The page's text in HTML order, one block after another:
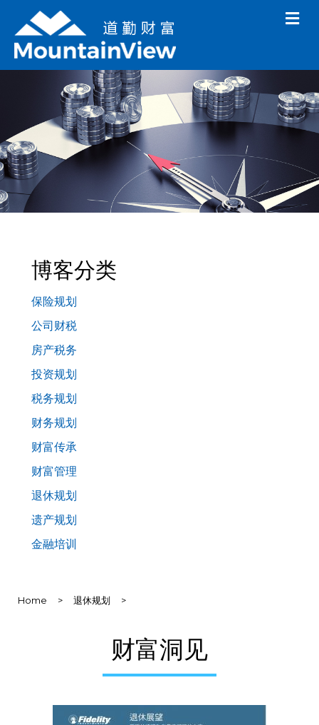
M
e
博客分类
保险规划
公司财税
房产税务
投资规划
税务规划
财务规划
财富传承
财富管理
退休规划
遗产规划
金融培训
Home > 退休规划 >
财富洞见